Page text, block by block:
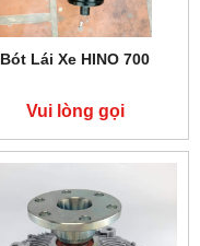
Bót Lái Xe HINO 700
Vui lòng gọi